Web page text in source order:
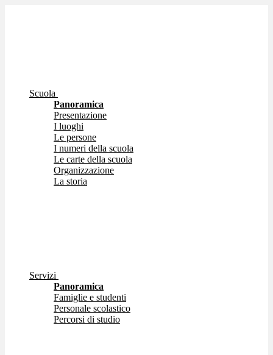
Scuola
Panoramica
Presentazione
I luoghi
Le persone
I numeri della scuola
Le carte della scuola
Organizzazione
La storia
Servizi
Panoramica
Famiglie e studenti
Personale scolastico
Percorsi di studio